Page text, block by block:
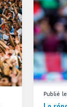
Publié